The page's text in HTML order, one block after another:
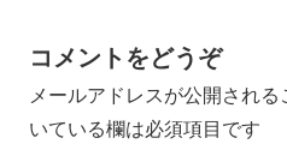
コメントをどうぞ
メールアドレスが公開される
いている欄は必須項目です